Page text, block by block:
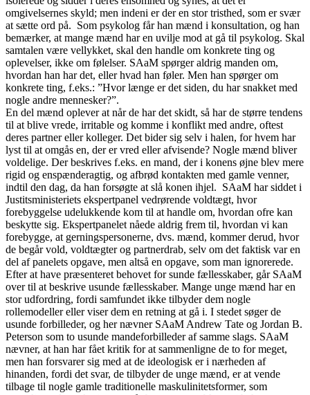
omgivelsernes skyld; men indeni er der en stor tristhed, som er svær
at sætte ord på. Som psykolog får han mænd i konsultation, og han
bemærker, at mange mænd har en uvilje mod at gå til psykolog. Skal
samtalen være vellykket, skal den handle om konkrete ting og
oplevelser, ikke om følelser. SAaM spørger aldrig manden om,
hvordan han har det, eller hvad han føler. Men han spørger om
konkrete ting, f.eks.: ”Hvor længe er det siden, du har snakket med
nogle andre mennesker?”.
En del mænd oplever at når de har det skidt, så har de større tendens
til at blive vrede, irritable og komme i konflikt med andre, oftest
deres partner eller kolleger. Det bider sig selv i halen, for hvem har
lyst til at omgås en, der er vred eller afvisende? Nogle mænd bliver
voldelige. Der beskrives f.eks. en mand, der i konens øjne blev mere
rigid og enspænderagtig, og afbrød kontakten med gamle venner,
indtil den dag, da han forsøgte at slå konen ihjel. SAaM har siddet i
Justitsministeriets ekspertpanel vedrørende voldtægt, hvor
forebyggelse udelukkende kom til at handle om, hvordan ofre kan
beskytte sig. Ekspertpanelet nåede aldrig frem til, hvordan vi kan
forebygge, at gerningspersonerne, dvs. mænd, kommer derud, hvor
de begår vold, voldtægter og partnerdrab, selv om det faktisk var en
del af panelets opgave, men altså en opgave, som man ignorerede.
Efter at have præsenteret behovet for sunde fællesskaber, går SAaM
over til at beskrive usunde fællesskaber. Mange unge mænd har en
stor udfordring, fordi samfundet ikke tilbyder dem nogle
rollemodeller eller viser dem en retning at gå i. I stedet søger de
usunde forbilleder, og her nævner SAaM Andrew Tate og Jordan B.
Peterson som to usunde mandeforbilleder af samme slags. SAaM
nævner, at han har fået kritik for at sammenligne de to for meget,
men han forsvarer sig med at de ideologisk er i nærheden af
hinanden, fordi det svar, de tilbyder de unge mænd, er at vende
tilbage til nogle gamle traditionelle maskulinitetsformer, som